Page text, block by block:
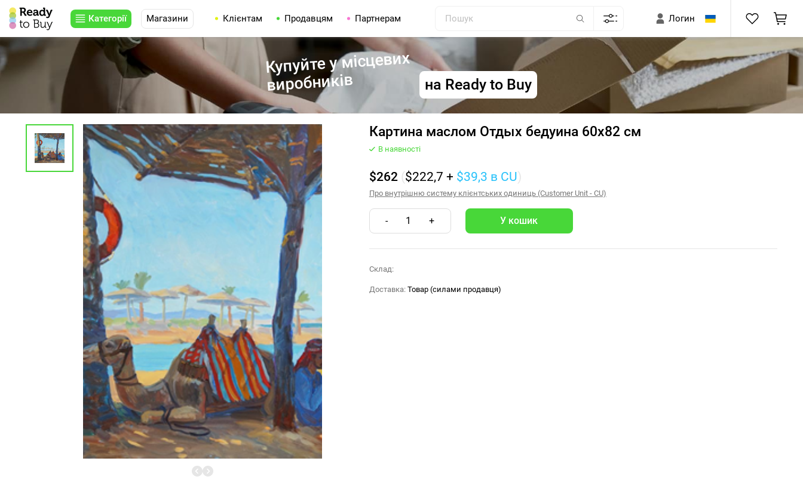
Категорії Магазини Клієнтам Продавцям Партнерам Логин
Купуйте у місцевих
виробників на Ready to Buy
Картина маслом Отдых бедуина 60х82 см
В наявності
$262 ($222,7 + $39,3 в CU)
Про внутрішню систему клієнтських одиниць (Customer Unit - CU)
- 1 +
Склад:
Доставка: Товар (силами продавця)